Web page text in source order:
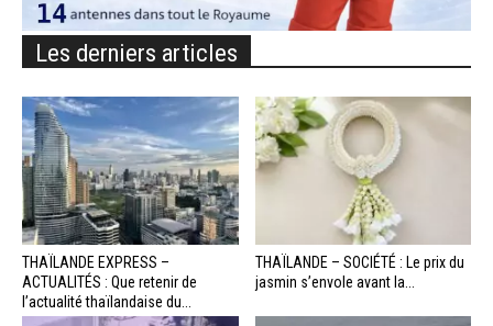
Les derniers articles
THAÏLANDE EXPRESS –
ACTUALITÉS : Que retenir de
l’actualité thaïlandaise du...
THAÏLANDE – SOCIÉTÉ : Le prix du
jasmin s’envole avant la...